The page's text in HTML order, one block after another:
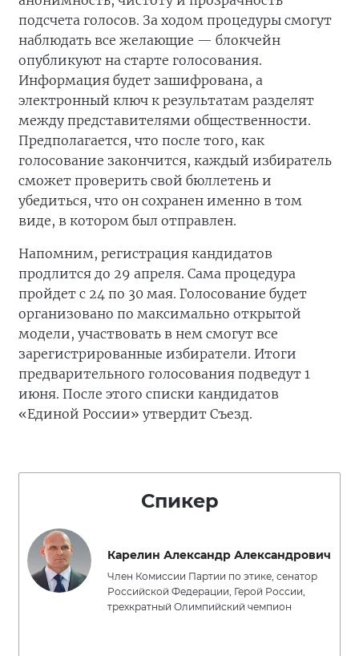
подсчета голосов. За ходом процедуры смогут
наблюдать все желающие — блокчейн
опубликуют на старте голосования.
Информация будет зашифрована, а
электронный ключ к результатам разделят
между представителями общественности.
Предполагается, что после того, как
голосование закончится, каждый избиратель
сможет проверить свой бюллетень и
убедиться, что он сохранен именно в том
виде, в котором был отправлен.
Напомним, регистрация кандидатов
продлится до 29 апреля. Сама процедура
пройдет с 24 по 30 мая. Голосование будет
организовано по максимально открытой
модели, участвовать в нем смогут все
зарегистрированные избиратели. Итоги
предварительного голосования подведут 1
июня. После этого списки кандидатов
«Единой России» утвердит Съезд.
Спикер
Карелин Александр Александрович
Член Комиссии Партии по этике, сенатор
Российской Федерации, Герой России,
трехкратный Олимпийский чемпион